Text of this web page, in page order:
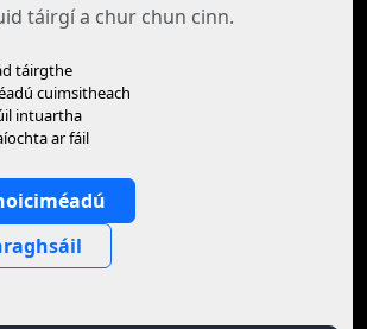
táirgí a chur chun cinn.
táirgthe
cuimsitheach
intuartha
ar fáil